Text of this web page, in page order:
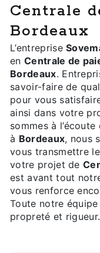
Centrale de paiement à
Bordeaux
L’entreprise
en Centrale de
Bordeaux.
savoir-faire de
pour vous
ainsi dans votre
sommes à
à Bordeaux, nous
vous transmettre
votre projet de
est avant tout
vous renforce
Toute notre
propreté et rigueur.